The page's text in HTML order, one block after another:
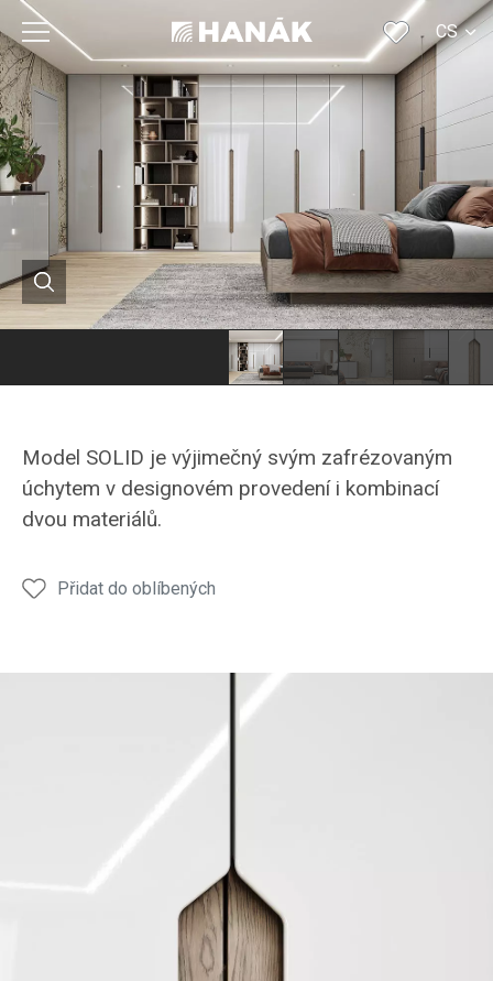
CS
EN
RU
FR
Model SOLID je výjimečný svým zafrézovaným
úchytem v designovém provedení i kombinací
dvou materiálů.
Přidat do oblíbených